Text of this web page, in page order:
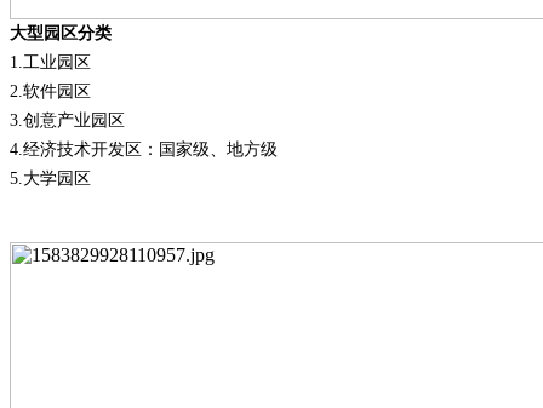
大型园区分类
1. 工业园区
2. 软件园区
3. 创意产业园区
4. 经济技术开发区：国家级、地方级
5. 大学园区